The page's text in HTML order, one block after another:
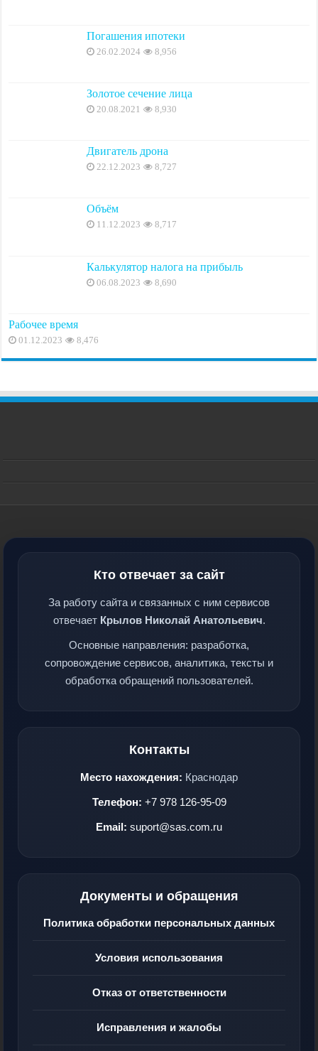
Погашения ипотеки
26.02.2024 8,956
Золотое сечение лица
20.08.2021 8,930
Двигатель дрона
22.12.2023 8,727
Объём
11.12.2023 8,717
Калькулятор налога на прибыль
06.08.2023 8,690
Рабочее время
01.12.2023 8,476
Кто отвечает за сайт
За работу сайта и связанных с ним сервисов
отвечает Крылов Николай Анатольевич.
Основные направления: разработка,
сопровождение сервисов, аналитика, тексты и
обработка обращений пользователей.
Контакты
Место нахождения: Краснодар
Телефон: +7 978 126-95-09
Email: suport@sas.com.ru
Документы и обращения
Политика обработки персональных данных
Условия использования
Отказ от ответственности
Исправления и жалобы